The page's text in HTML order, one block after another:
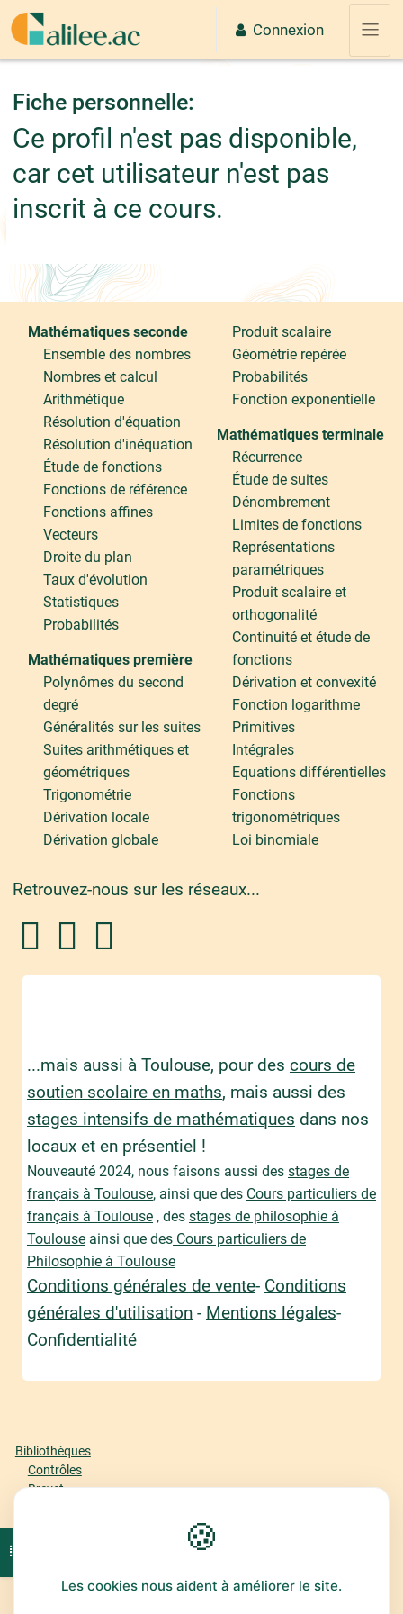
Passer au contenu principal
Connexion
Ouvrir l'index du cours
Fiche personnelle:
Ce profil n'est pas disponible,
car cet utilisateur n'est pas
inscrit à ce cours.
Mathématiques seconde
Ensemble des nombres
Nombres et calcul
Arithmétique
Résolution d'équation
Résolution d'inéquation
Étude de fonctions
Fonctions de référence
Fonctions affines
Vecteurs
Droite du plan
Taux d'évolution
Statistiques
Probabilités
Mathématiques première
Polynômes du second
degré
Généralités sur les suites
Suites arithmétiques et
géométriques
Trigonométrie
Dérivation locale
Dérivation globale
Produit scalaire
Géométrie repérée
Probabilités
Fonction exponentielle
Mathématiques terminale
Récurrence
Étude de suites
Dénombrement
Limites de fonctions
Représentations
paramétriques
Produit scalaire et
orthogonalité
Continuité et étude de
fonctions
Dérivation et convexité
Fonction logarithme
Primitives
Intégrales
Equations différentielles
Fonctions
trigonométriques
Loi binomiale
Retrouvez-nous sur les réseaux...
...mais aussi à Toulouse, pour des cours de
soutien scolaire en maths, mais aussi des
stages intensifs de mathématiques dans nos
locaux et en présentiel !
Nouveauté 2024, nous faisons aussi des stages de
français à Toulouse, ainsi que des Cours particuliers de
français à Toulouse, des stages de philosophie à
Toulouseainsi que desCours particuliers de
Philosophie à Toulouse
Conditions générales de vente- Conditions
générales d'utilisation- Mentions légales-
Confidentialité
Bibliothèques
Contrôles
Brevet
Classement
🍪
Les cookies nous aident à améliorer le site.